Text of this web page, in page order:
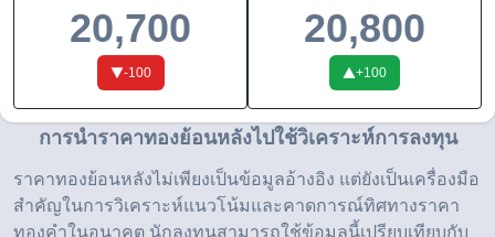
20,700
-100
20,800
+100
การนำราคาทองย้อนหลังไปใช้วิเคราะห์การลงทุน
ราคาทองย้อนหลังไม่เพียงเป็นข้อมูลอ้างอิง แต่ยังเป็นเครื่องมือ
สำคัญในการวิเคราะห์แนวโน้มและคาดการณ์ทิศทางราคา
ทองคำในอนาคต นักลงทุนสามารถใช้ข้อมูลนี้เปรียบเทียบกับ